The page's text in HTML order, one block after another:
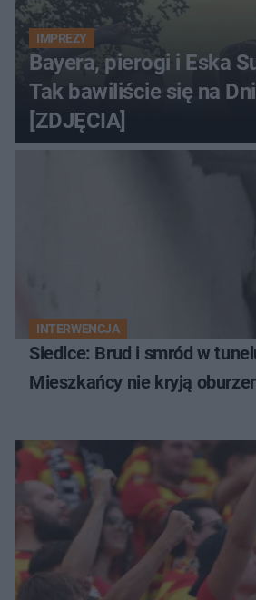
IMPREZY
Bayera, pierogi i Eska
Tak bawiliście się na
[ZDJĘCIA]
INTERWENCJA
Siedlce: Brud i smród w
Mieszkańcy nie kryją